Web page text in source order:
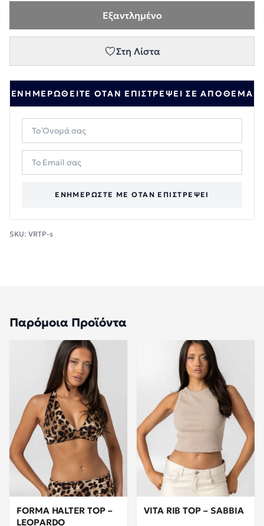
Εξαντλημένο
Στη Λίστα
ΕΝΗΜΕΡΩΘΕΊΤΕ ΌΤΑΝ ΕΠΙΣΤΡΈΨΕΙ ΣΕ ΑΠΌΘΕΜΑ
ΕΝΗΜΕΡΏΣΤΕ ΜΕ ΌΤΑΝ ΕΠΙΣΤΡΈΨΕΙ
SKU: VRTP-s
Παρόμοια Προϊόντα
FORMA HALTER TOP –
LEOPARDO
VITA RIB TOP – SABBIA